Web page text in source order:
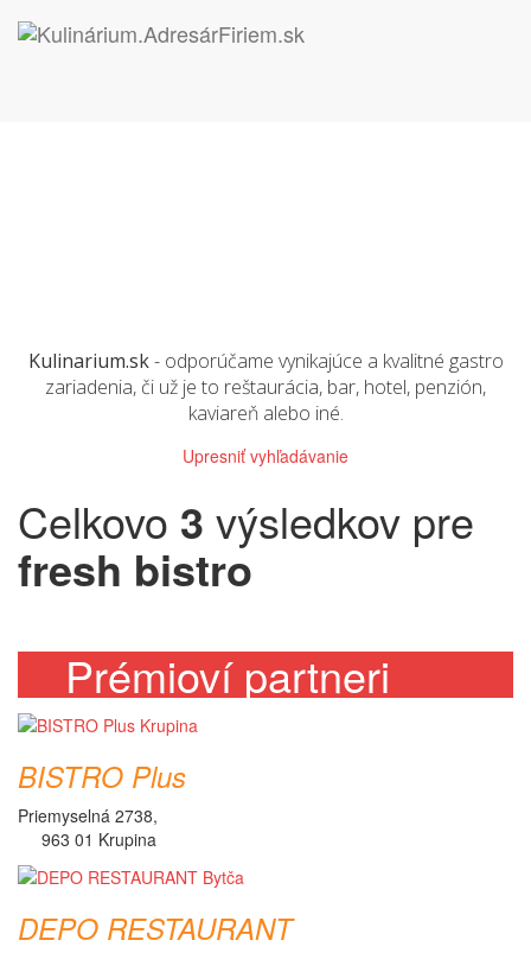
Kulinarium.sk- odporúčame vynikajúce a kvalitné gastro
zariadenia, či už je to reštaurácia, bar, hotel, penzión,
kaviareň alebo iné.
Upresniť vyhľadávanie
Celkovo 3 výsledkov pre
fresh bistro
Prémioví partneri
BISTRO Plus
Priemyselná 2738,
963 01 Krupina
DEPO RESTAURANT